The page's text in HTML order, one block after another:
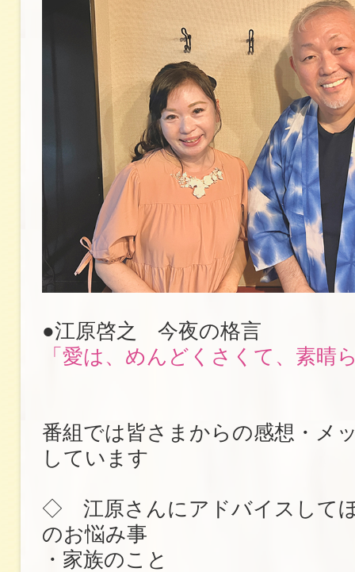
●江原啓之 今夜の格言
「愛は、めんどくさくて、素晴
番組では皆さまからの感想・メ
しています
◇ 江原さんにアドバイスして
のお悩み事
・家族のこと